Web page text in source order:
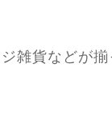
雑貨などが揃